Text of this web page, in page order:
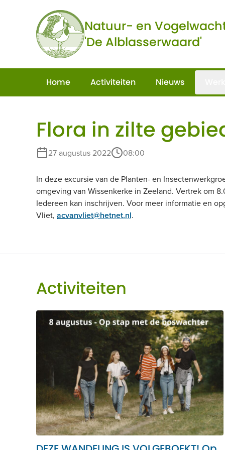
Natuur- en
'De Alblasserwaard'
Home Activiteiten Nieuws
Flora in zilte
27 augustus 2022 08:00
In deze excursie van de Planten- en
omgeving van Wissenkerke in Zeeland. Vertrek om
Iedereen kan inschrijven. Voor meer informatie en
Vliet, acvanvliet@hetnet.nl.
Activiteiten